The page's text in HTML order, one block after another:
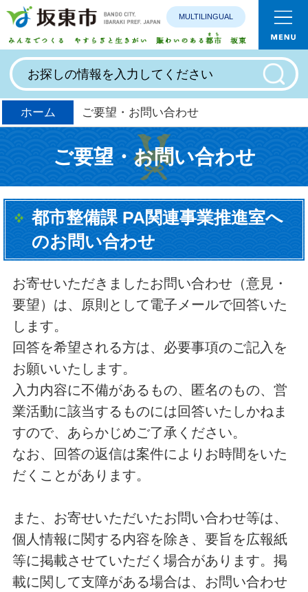
みんなで
MULTILINGUAL
ホーム ご要望・お問い合わせ
ご要望・お問い合わせ
都市整備課 PA関連事業推進室へ
のお問い合わせ
お寄せいただきましたお問い合わせ（意見・
要望）は、原則として電子メールで回答いた
します。
回答を希望される方は、必要事項のご記入を
お願いいたします。
入力内容に不備があるもの、匿名のもの、営
業活動に該当するものには回答いたしかねま
すので、あらかじめご了承ください。
なお、回答の返信は案件によりお時間をいた
だくことがあります。
また、お寄せいただいたお問い合わせ等は、
個人情報に関する内容を除き、要旨を広報紙
等に掲載させていただく場合があります。掲
載に関して支障がある場合は、お問い合わせ